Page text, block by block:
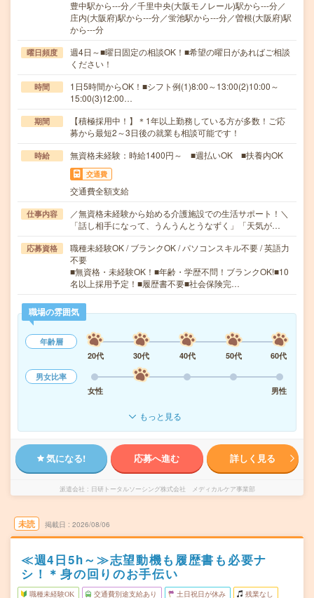
豊中駅から---分／千里中央(大阪モノレール)駅から---分／
庄内(大阪府)駅から---分／蛍池駅から---分／曽根(大阪府)駅
から---分
曜日頻度
週4日～■曜日固定の相談OK！■希望の曜日があればご相談
ください！
時間
1日5時間からOK！■シフト例(1)8:00～13:00(2)10:00～
15:00(3)12:00…
期間
【積極採用中！】＊1年以上勤務している方が多数！ご応
募から最短2～3日後の就業も相談可能です！
時給 無資格未経験：時給1400円～ ■週払いOK ■扶養内OK
交通費
交通費全額支給
仕事内容
／無資格未経験から始める介護施設での生活サポート！＼
「話し相手になって、うんうんとうなずく」「天気が…
応募資格
職種未経験OK / ブランクOK / パソコンスキル不要 / 英語力
不要
■無資格・未経験OK！■年齢・学歴不問！ブランクOK!■10
名以上採用予定！■履歴書不要■社会保険完…
職場の雰囲気
年齢層
20代
30代 40代 50代
60代
男女比率
女性
男性
もっと見る
気になる! 応募へ進む 詳しく見る
派遣会社 日研トータルソーシング株式会社 メディカルケア事業部
未読 掲載日 2026/08/06
≪週4日5h～≫志望動機も履歴書も必要ナ
シ！＊身の回りのお手伝い
職種未経験OK 交通費別途支給あり 土日祝日が休み 残業なし